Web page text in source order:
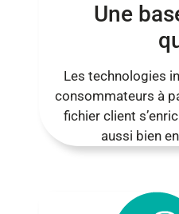
Une
Les technologies
consommateurs à
fichier client
aussi bien